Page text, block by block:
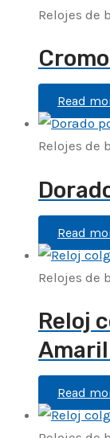
Relojes de
Read
Relojes de
Read
Relojes de
Reloj
Read